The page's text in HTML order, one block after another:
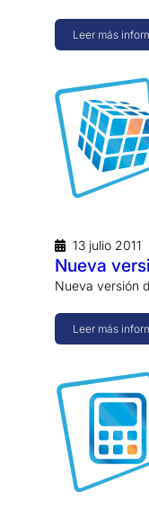
Leer más
13 julio 2011
Nueva
Nueva versión
Leer más